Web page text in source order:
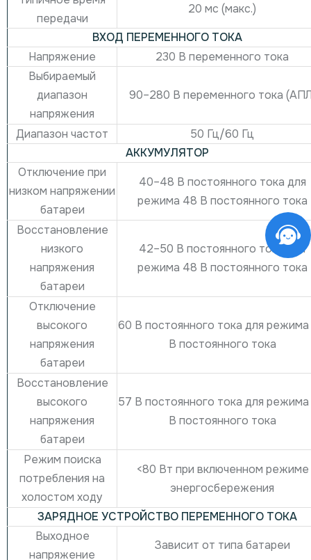
передачи
20 мс (макс.)
ВХОД ПЕРЕМЕННОГО ТОКА
Напряжение
230 В переменного тока
Выбираемый
диапазон
напряжения
90–280 В переменного тока
Диапазон частот
50 Гц/60 Гц
АККУМУЛЯТОР
Отключение при
низком напряжении
батареи
40–48 В постоянного тока для
режима 48 В постоянного тока
Восстановление
низкого
напряжения
батареи
42–50 В постоянного тока для
режима 48 В постоянного тока
Отключение
высокого
напряжения
батареи
60 В постоянного тока для
В постоянного тока
Восстановление
высокого
напряжения
батареи
57 В постоянного тока для
В постоянного тока
Режим поиска
потребления на
холостом ходу
<80 Вт при включенном режиме
энергосбережения
ЗАРЯДНОЕ УСТРОЙСТВО ПЕРЕМЕННОГО ТОКА
Выходное
напряжение
Зависит от типа батареи